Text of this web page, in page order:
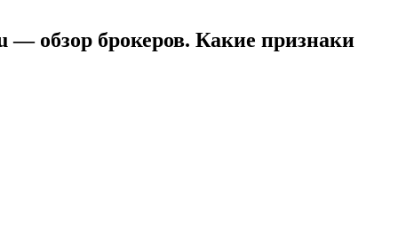
обзор брокеров. Какие признаки